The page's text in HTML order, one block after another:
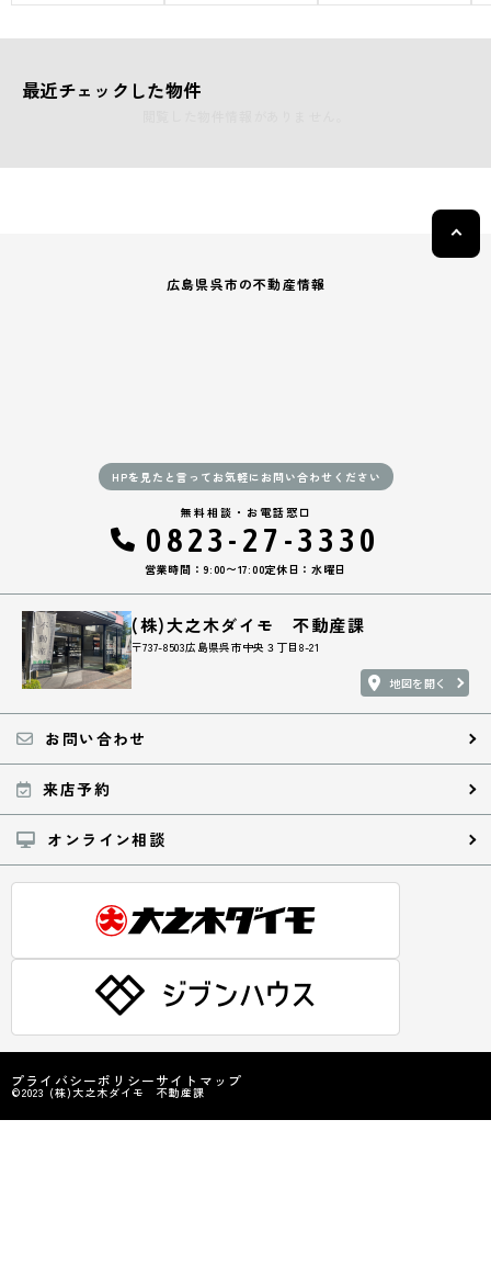
最近チェックした物件
広島県呉市の不動産情報
HPを見たと言ってお気軽にお問い合わせください
無料相談・お電話窓口
0823-27-3330
営業時間：9:00〜17:00定休日：水曜日
(株)大之木ダイモ 不動産課
〒737-8503広島県呉市中央３丁目8-21
地図を開く
お問い合わせ
来店予約
オンライン相談
プライバシーポリシーサイトマップ
©2023 (株)大之木ダイモ 不動産課